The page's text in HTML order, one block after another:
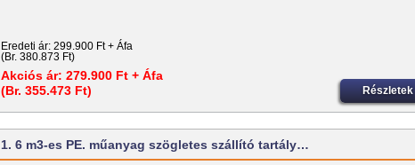
Eredeti ár: 299.900 Ft + Áfa
(Br. 380.873 Ft)
Akciós ár: 279.900 Ft + Áfa
(Br. 355.473 Ft)
Részletek
1. 6 m3-es PE. műanyag szögletes szállító tartály…